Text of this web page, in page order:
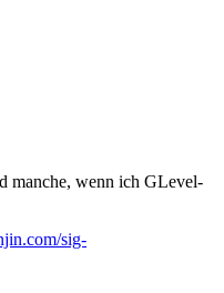
manche, wenn ich GLevel-
sig-